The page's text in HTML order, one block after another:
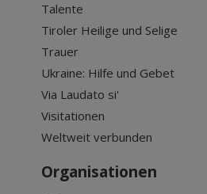
Talente
Tiroler Heilige und Selige
Trauer
Ukraine: Hilfe und Gebet
Via Laudato si'
Visitationen
Weltweit verbunden
Organisationen